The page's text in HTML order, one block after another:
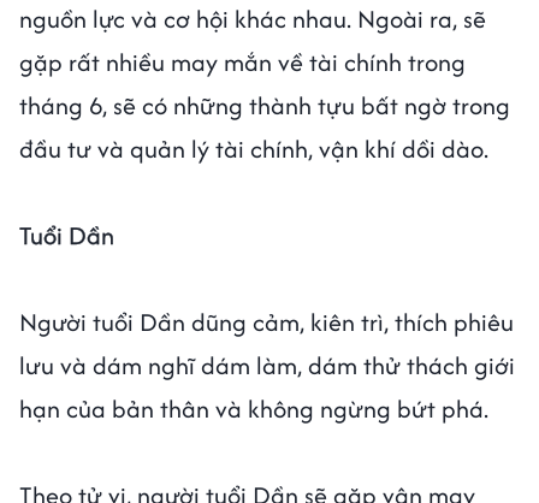
nguồn lực và cơ hội khác nhau. Ngoài ra, sẽ
gặp rất nhiều may mắn về tài chính trong
tháng 6, sẽ có những thành tựu bất ngờ trong
đầu tư và quản lý tài chính, vận khí dồi dào.
Tuổi Dần
Người tuổi Dần dũng cảm, kiên trì, thích phiêu
lưu và dám nghĩ dám làm, dám thử thách giới
hạn của bản thân và không ngừng bứt phá.
Theo tử vi, người tuổi Dần sẽ gặp vận may